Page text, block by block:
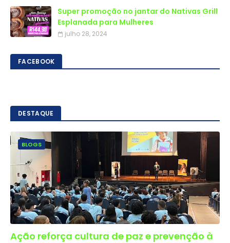
Super promoção no jantar do Nativas Grill
Esplanada para Mulheres
julho 28, 2024
FACEBOOK
DESTAQUE
BLOGS
Ação reforça cultura de paz e prevenção à